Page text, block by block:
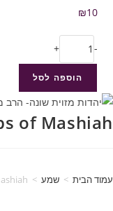
₪10
-
+
הוספה לסל
of Mashiah
עמוד הבית > שמע >